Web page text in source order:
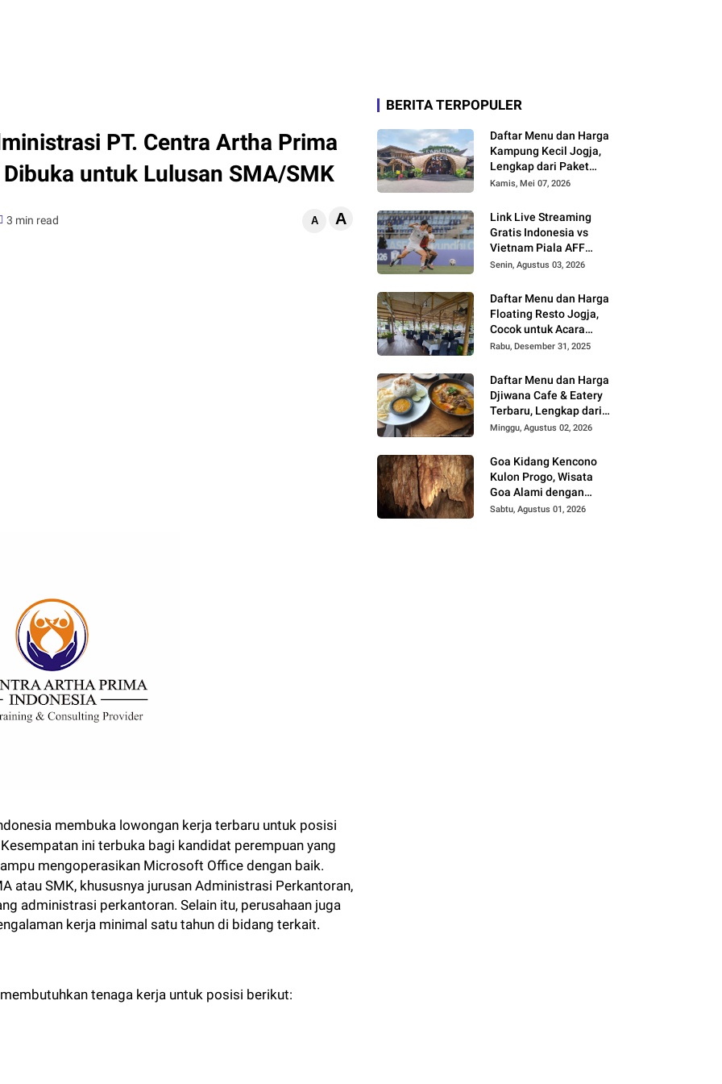
PT. Centra Artha Prima
untuk Lulusan SMA/SMK
3 min read A A
membuka lowongan kerja terbaru untuk posisi
ini terbuka bagi kandidat perempuan yang
mengoperasikan Microsoft Office dengan baik.
atau SMK, khususnya jurusan Administrasi Perkantoran,
administrasi perkantoran. Selain itu, perusahaan juga
kerja minimal satu tahun di bidang terkait.
tenaga kerja untuk posisi berikut:
BERITA TERPOPULER
Daftar Menu dan Harga
Kampung Kecil Jogja,
Lengkap dari Paket
Nasi hingga Minuman
Kamis, Mei 07, 2026
Link Live Streaming
Gratis Indonesia vs
Vietnam Piala AFF
2026
Senin, Agustus 03, 2026
Daftar Menu dan Harga
Floating Resto Jogja,
Cocok untuk Acara
Keluarga dan
Rabu, Desember 31, 2025
Daftar Menu dan Harga
Djiwana Cafe & Eatery
Terbaru, Lengkap dari
Croissant, Pizza hingga
Minggu, Agustus 02, 2026
Goa Kidang Kencono
Kulon Progo, Wisata
Goa Alami dengan
Sungai Bawah Tanah
Sabtu, Agustus 01, 2026